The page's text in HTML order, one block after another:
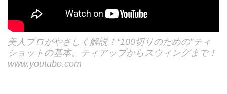
美人プロがやさしく解説！“100切りのための”ティ
ショットの基本。ティアップからスウィングまで！
www.youtube.com